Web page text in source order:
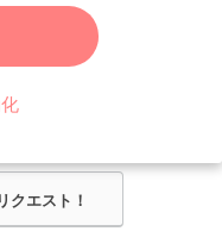
事を作成させていただきま
クエスト！